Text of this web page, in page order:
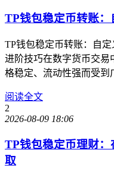
TP钱包稳定币转账：
TP钱包稳定币转账：自定
进阶技巧在数字货币交易
格稳定、流动性强而受到
阅读全文
2
2026-08-09 18:06
TP钱包稳定币理财
取